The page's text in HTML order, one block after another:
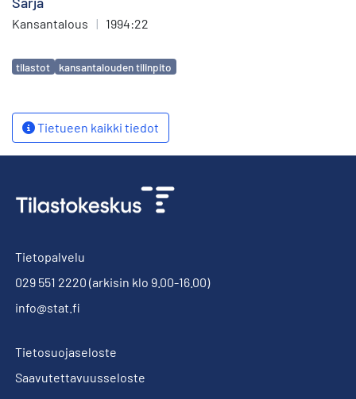
Kansantalous | 1994:22
Avainsanat
tilastot kansantalouden tilinpito
Tietueen kaikki tiedot
Tietopalvelu
029 551 2220 (arkisin klo 9.00-16.00)
info@stat.fi
Tietosuojaseloste
Saavutettavuusseloste